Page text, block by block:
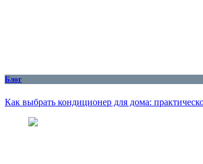
Блог
Как выбрать кондиционер для дома: